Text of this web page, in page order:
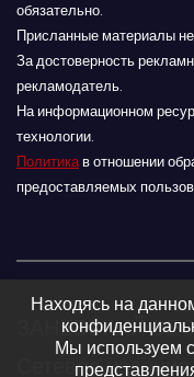
обязательно.
Присланные материалы
За достоверность
рекламодатель.
На информационном
технологии.
Политикав отношении
предоставляемых
ЗАНЕВСКИЙ
Сетевое
Находясь на
Мы используем